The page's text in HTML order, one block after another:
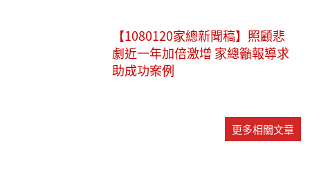
【1080120家總新聞稿】照顧悲
劇近一年加倍激增 家總籲報導求
助成功案例
更多相關文章